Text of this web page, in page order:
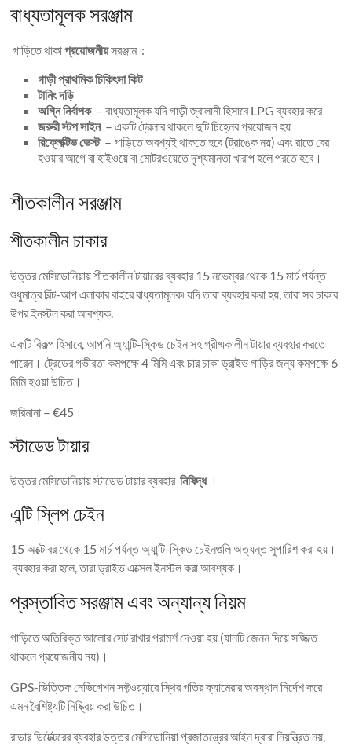
বাধ্যতামূলক সরঞ্জাম
গাড়িতে থাকাপ্রয়োজনীয়সরঞ্জাম :
গাড়ী প্রাথমিক চিকিৎসা কিট
টানিং দড়ি
অগ্নি নির্বাপক– বাধ্যতামূলক যদি গাড়ী জ্বালানী হিসাবে LPG ব্যবহার করে
জরুরী স্টপ সাইন– একটি ট্রেলার থাকলে দুটি চিহ্নের প্রয়োজন হয়
রিফ্লেক্টিভ ভেস্ট– গাড়িতে অবশ্যই থাকতে হবে (ট্রাঙ্কে নয়) এবং রাতে বের
হওয়ার আগে বা হাইওয়ে বা মোটরওয়েতে দৃশ্যমানতা খারাপ হলে পরতে হবে।
শীতকালীন সরঞ্জাম
শীতকালীন চাকার
উত্তর মেসিডোনিয়ায় শীতকালীন টায়ারের ব্যবহার 15 নভেম্বর থেকে 15 মার্চ পর্যন্ত
শুধুমাত্র বিল্ট-আপ এলাকার বাইরে বাধ্যতামূলক৷ যদি তারা ব্যবহার করা হয়, তারা সব চাকার
উপর ইনস্টল করা আবশ্যক.
একটি বিকল্প হিসাবে, আপনি অ্যান্টি-স্কিড চেইন সহ গ্রীষ্মকালীন টায়ার ব্যবহার করতে
পারেন। ট্রেডের গভীরতা কমপক্ষে 4 মিমি এবং চার চাকা ড্রাইভ গাড়ির জন্য কমপক্ষে 6
মিমি হওয়া উচিত।
জরিমানা – €45।
স্টাডেড টায়ার
উত্তর মেসিডোনিয়ায় স্টাডেড টায়ার ব্যবহারনিষিদ্ধ।
এন্টি স্লিপ চেইন
15 অক্টোবর থেকে 15 মার্চ পর্যন্ত অ্যান্টি-স্কিড চেইনগুলি অত্যন্ত সুপারিশ করা হয়।
ব্যবহার করা হলে, তারা ড্রাইভ এক্সেল ইনস্টল করা আবশ্যক।
প্রস্তাবিত সরঞ্জাম এবং অন্যান্য নিয়ম
গাড়িতে অতিরিক্ত আলোর সেট রাখার পরামর্শ দেওয়া হয় (যানটি জেনন দিয়ে সজ্জিত
থাকলে প্রয়োজনীয় নয়)।
GPS-ভিত্তিক নেভিগেশন সফ্টওয়্যারে স্থির গতির ক্যামেরার অবস্থান নির্দেশ করে
এমন বৈশিষ্ট্যটি নিষ্ক্রিয় করা উচিত।
রাডার ডিটেক্টরের ব্যবহার উত্তর মেসিডোনিয়া প্রজাতন্ত্রের আইন দ্বারা নিয়ন্ত্রিত নয়,